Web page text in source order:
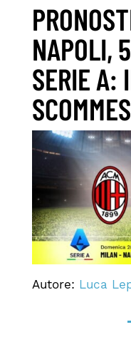
NAPOLI,
SERIE A:
Autore: Luca